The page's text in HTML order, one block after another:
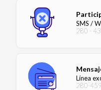
SMS /
280 -
Línea
280-